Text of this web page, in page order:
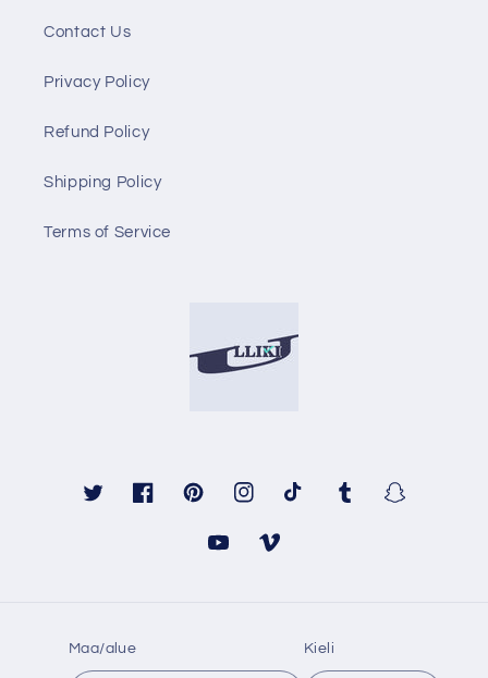
Contact Us
Privacy Policy
Refund Policy
Shipping Policy
Terms of Service
TwitterFacebookPinterestInstagramTikTok TumblrSnapchat
YouTubeVimeo
Maa/alue Kieli